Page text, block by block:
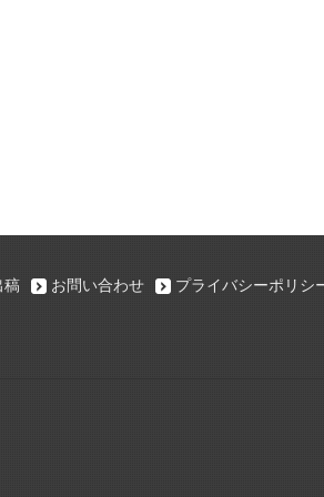
稿 お問い合わせ
プライバシーポリシ